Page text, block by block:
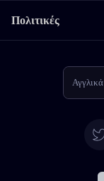
Πολιτικές
Αγγλικά